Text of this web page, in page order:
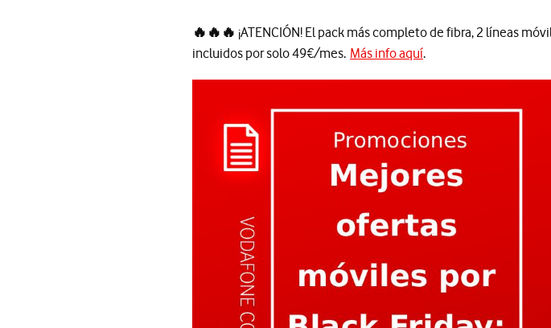
🔥🔥🔥 ¡ATENCIÓN! El pack más completo de fibra, 2 líneas
incluidos por solo 49€/mes. Más info aquí.